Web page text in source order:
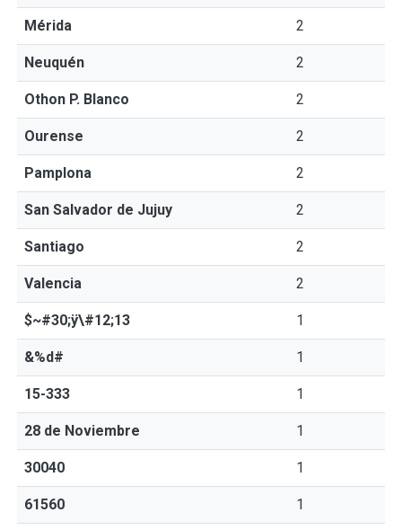
Mérida 2
Neuquén 2
Othon P. Blanco 2
Ourense 2
Pamplona 2
San Salvador de Jujuy 2
Santiago 2
Valencia 2
$~#30;ÿ\#12;13 1
&%d# 1
15-333 1
28 de Noviembre 1
30040 1
61560 1